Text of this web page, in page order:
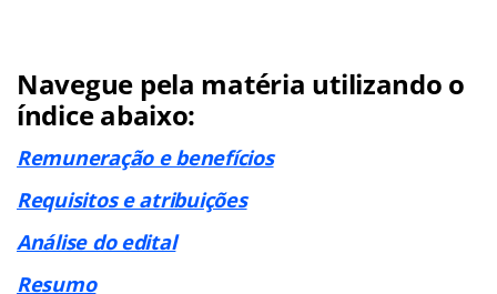
Navegue pela matéria utilizando o
índice abaixo:
Remuneração e benefícios
Requisitos e atribuições
Análise do edital
Resumo